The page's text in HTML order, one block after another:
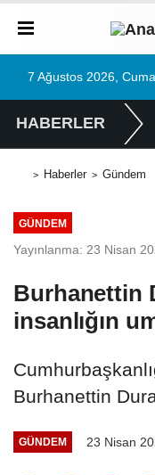
7 Ağustos 2026, Cuma
HABERLER
Haberler Gündem
GÜNDEM
Yayınlanma: 23 Nisan
Burhanettin
insanlığın
Burhanettin
GÜNDEM 23 Nisan